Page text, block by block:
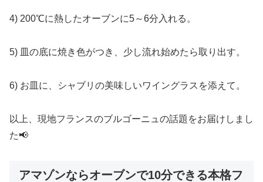
4) 200℃に熱したオーブンに5～6分入れる。
5) 皿の底に焼き色がつき、少し流れ始めたら取り出す。
6) お皿に、シャブリの美味しいワイングラスを添えて。
以上、現地フランスのブルゴーニュの話題をお届けしまし
た📢
アマゾンならオーブンで10分できる本格フ